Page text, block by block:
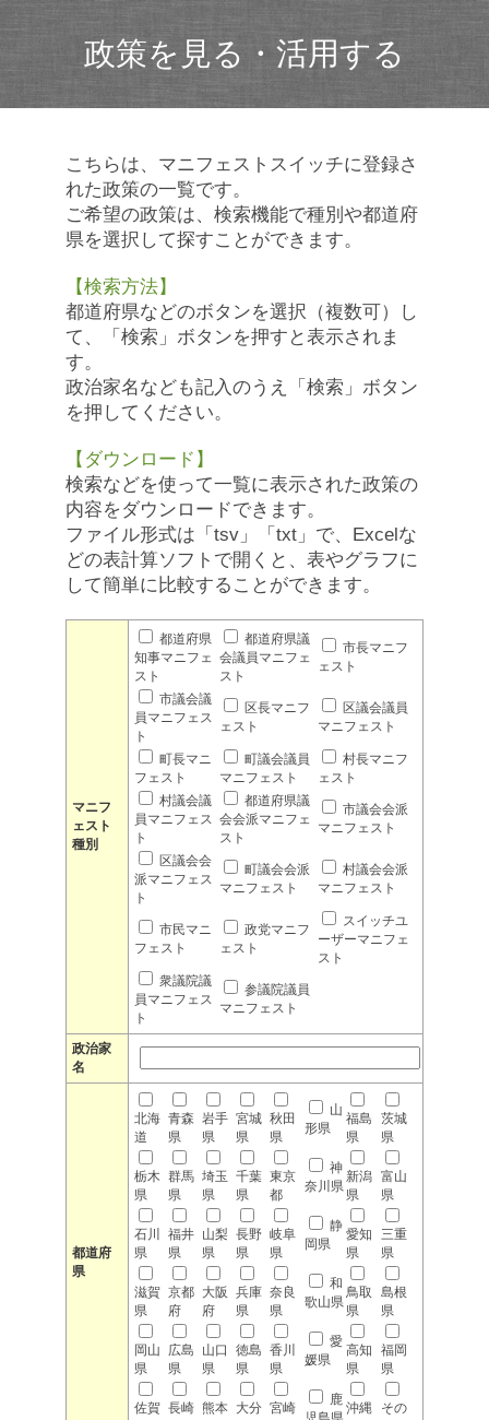
政策を見る・活用する
こちらは、マニフェストスイッチに登録さ
れた政策の一覧です。
ご希望の政策は、検索機能で種別や都道府
県を選択して探すことができます。
【検索方法】
都道府県などのボタンを選択（複数可）し
て、「検索」ボタンを押すと表示されま
す。
政治家名なども記入のうえ「検索」ボタン
を押してください。
【ダウンロード】
検索などを使って一覧に表示された政策の
内容をダウンロードできます。
ファイル形式は「tsv」「txt」で、Excelな
どの表計算ソフトで開くと、表やグラフに
して簡単に比較することができます。
マニフ
ェスト
種別
都道府県
知事マニフェ
スト
都道府県議
会議員マニフェ
スト
市長マニフ
ェスト
市議会議
員マニフェス
ト
区長マニフ
ェスト
区議会議員
マニフェスト
町長マニ
フェスト
町議会議員
マニフェスト
村長マニフ
ェスト
村議会議
員マニフェス
ト
都道府県議
会会派マニフェ
スト
市議会会派
マニフェスト
区議会会
派マニフェス
ト
町議会会派
マニフェスト
村議会会派
マニフェスト
市民マニ
フェスト
政党マニフ
ェスト
スイッチユ
ーザーマニフェ
スト
衆議院議
員マニフェス
ト
参議院議員
マニフェスト
政治家
名
都道府
県
北海
道
青森
県
岩手
県
宮城
県
秋田
県
山
形県
福島
県
茨城
県
栃木
県
群馬
県
埼玉
県
千葉
県
東京
都
神
奈川県
新潟
県
富山
県
石川
県
福井
県
山梨
県
長野
県
岐阜
県
静
岡県
愛知
県
三重
県
滋賀
県
京都
府
大阪
府
兵庫
県
奈良
県
和
歌山県
鳥取
県
島根
県
岡山
県
広島
県
山口
県
徳島
県
香川
県
愛
媛県
高知
県
福岡
県
佐賀 長崎 熊本 大分 宮崎
鹿
沖縄
その